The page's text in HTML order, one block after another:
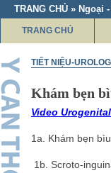
TRANG CHỦ » Ngoại
TRANG CHỦ
TIẾT NIỆU-
Khám bẹn
Video
1a. Khám bẹn
1b. Scroto-